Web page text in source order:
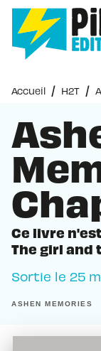
MENU
PIED DE PAGE
Accueil / H2T /
Ce livre
The girl and
Sortie le 25
ASHEN MEMORIES